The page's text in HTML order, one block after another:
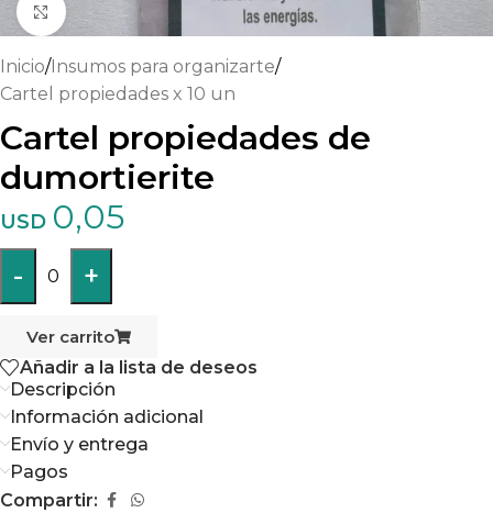
Haga clic para ampliar
Inicio/Insumos para organizarte/
Cartel propiedades x 10 un
Cartel propiedades de
dumortierite
USD 0,05
- 0 +
Ver carrito
Añadir a la lista de deseos
Descripción
Información adicional
Envío y entrega
Pagos
Compartir: